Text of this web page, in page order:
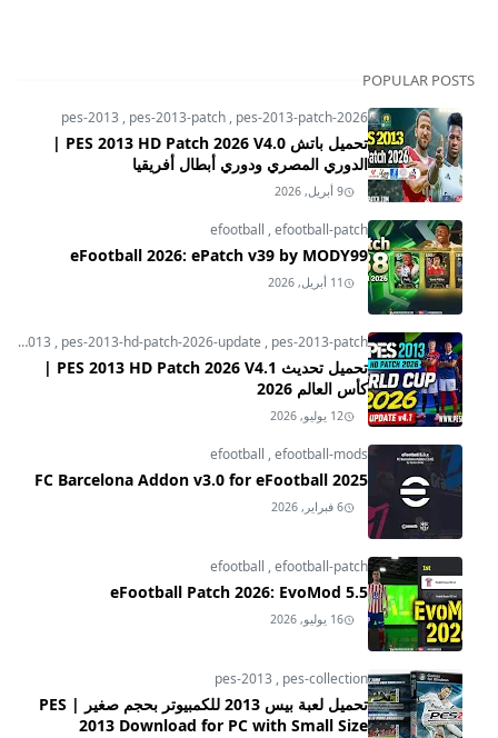
POPULAR POSTS
pes-2013 , pes-2013-patch, pes-2013-patch-2026
تحميل باتش PES 2013 HD Patch 2026 V4.0 |
الدوري المصري ودوري أبطال أفريقيا
9 أبريل, 2026
efootball ,efootball-patch
eFootball 2026: ePatch v39 by MODY99
11 أبريل, 2026
pes-2013 , pes-2013-hd-patch-2026-update , pes-2013-patch
تحميل تحديث PES 2013 HD Patch 2026 V4.1 |
كأس العالم 2026
12 يوليو, 2026
efootball ,efootball-mods
FC Barcelona Addon v3.0 for eFootball 2025
6 فبراير, 2026
efootball ,efootball-patch
eFootball Patch 2026: EvoMod 5.5
16 يوليو, 2026
pes-2013 , pes-collection
تحميل لعبة بيس 2013 للكمبيوتر بحجم صغير | PES
2013 Download for PC with Small Size